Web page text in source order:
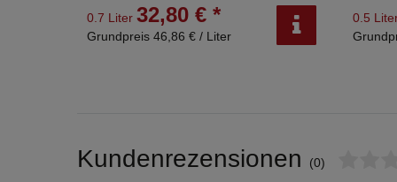
0.7 Liter32,80 € *
Grundpreis 46,86 € / Liter
0.5
Kundenrezensionen (0)